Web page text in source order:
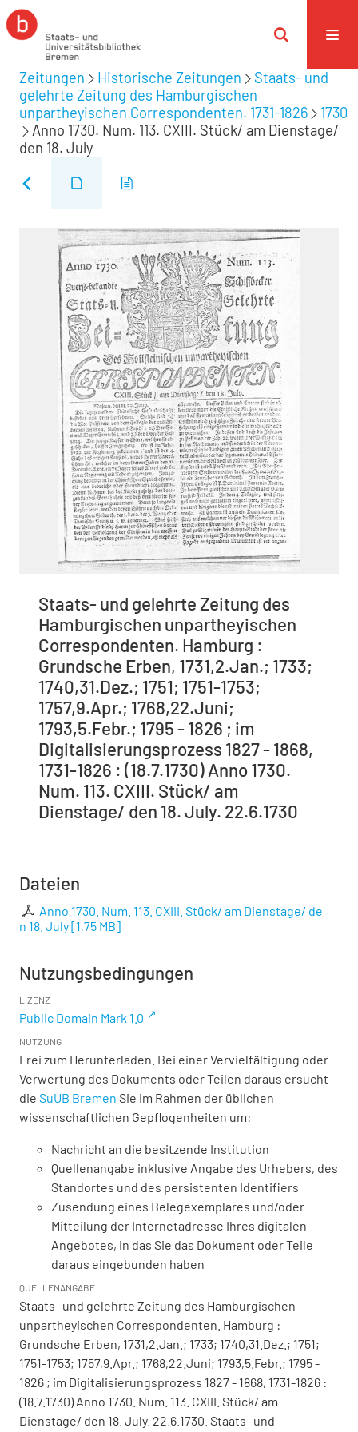
Zeitungen Historische Zeitungen
Staats- und
gelehrte Zeitung des Hamburgischen
unpartheyischen Correspondenten. 1731-1826
1730
Anno 1730. Num. 113. CXIII. Stück/ am Dienstage/
den 18. July
Staats- und gelehrte Zeitung des
Hamburgischen unpartheyischen
Correspondenten. Hamburg :
Grundsche Erben, 1731,2.Jan.; 1733;
1740,31.Dez.; 1751; 1751-1753;
1757,9.Apr.; 1768,22.Juni;
1793,5.Febr.; 1795 - 1826 ; im
Digitalisierungsprozess 1827 - 1868,
1731-1826 : (18.7.1730) Anno 1730.
Num. 113. CXIII. Stück/ am
Dienstage/ den 18. July. 22.6.1730
Dateien
Anno 1730. Num. 113. CXIII. Stück/ am Dienstage/ de
n 18. July[1,75 MB]
Nutzungsbedingungen
LIZENZ
Public Domain Mark 1.0
NUTZUNG
Frei zum Herunterladen. Bei einer Vervielfältigung oder
Verwertung des Dokuments oder Teilen daraus ersucht
die SuUB Bremen Sie im Rahmen der üblichen
wissenschaftlichen Gepflogenheiten um:
Nachricht an die besitzende Institution
Quellenangabe inklusive Angabe des Urhebers, des
Standortes und des persistenten Identifiers
Zusendung eines Belegexemplares und/oder
Mitteilung der Internetadresse Ihres digitalen
Angebotes, in das Sie das Dokument oder Teile
daraus eingebunden haben
QUELLENANGABE
Staats- und gelehrte Zeitung des Hamburgischen
unpartheyischen Correspondenten. Hamburg :
Grundsche Erben, 1731,2.Jan.; 1733; 1740,31.Dez.; 1751;
1751-1753; 1757,9.Apr.; 1768,22.Juni; 1793,5.Febr.; 1795 -
1826 ; im Digitalisierungsprozess 1827 - 1868, 1731-1826 :
(18.7.1730) Anno 1730. Num. 113. CXIII. Stück/ am
Dienstage/ den 18. July. 22.6.1730. Staats- und